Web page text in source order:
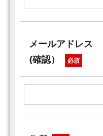
メールアドレス
(確認）
必須